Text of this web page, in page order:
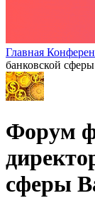
Главная
банковской
Форум
сферы